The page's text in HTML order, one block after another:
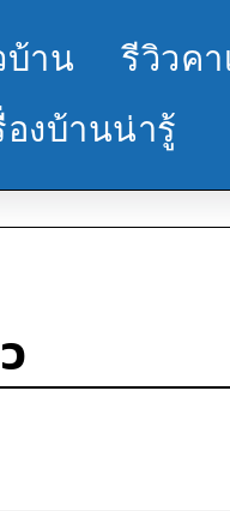
บ้าน รีวิวคา
องบ้านน่ารู้